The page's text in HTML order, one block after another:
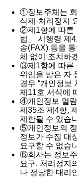
①정보주체는
삭제·처리정지
②제1항에 따른
법」 시행령 제
송(FAX) 등을
체 없이 조치하
③제1항에 따른
위임을 받은 자
경우 “개인정보
제11호 서식에
④개인정보 열
제35조 제4항,
제한될 수 있습
⑤개인정보의
정보가 수집 대
요구할 수 없습
⑥회사는 정보
요구, 처리정지
나 정당한 대리